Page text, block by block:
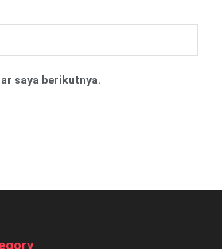
saya berikutnya.